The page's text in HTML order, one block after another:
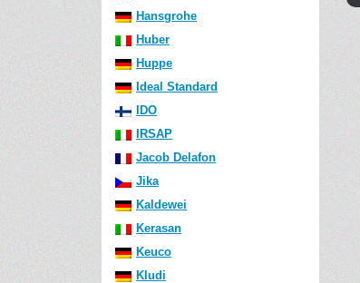
Hansgrohe
Huber
Huppe
Ideal Standard
IDO
IRSAP
Jacob Delafon
Jika
Kaldewei
Kerasan
Keuco
Kludi